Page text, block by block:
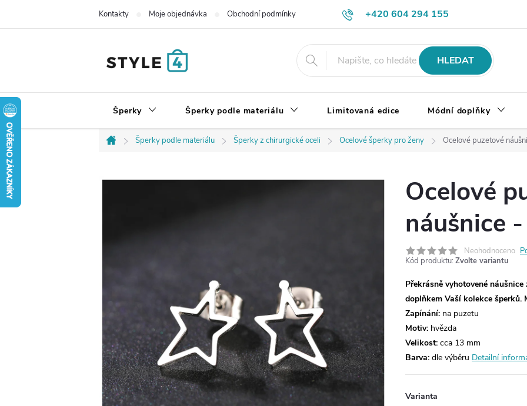
+420 604 294 155
Kontakty Moje objednávka Obchodní podmínky Výměna, vrácení a reklamace zboží
HLEDAT
Šperky Šperky podle materiálu Limitovaná edice Módní doplňky
Domů
Šperky podle materiálu Šperky z chirurgické oceli Ocelové šperky pro ženy Ocelové puzetové
Ocelové
náušnice
Neohodnoceno
Kód produktu: Zvolte variantu
Překrásně vyhotovené
doplňkem Vaší kolekce šperků.
Zapínání: na puzetu
Motiv: hvězda
Velikost: cca 13 mm
Barva: dle výběru Detailní
Varianta